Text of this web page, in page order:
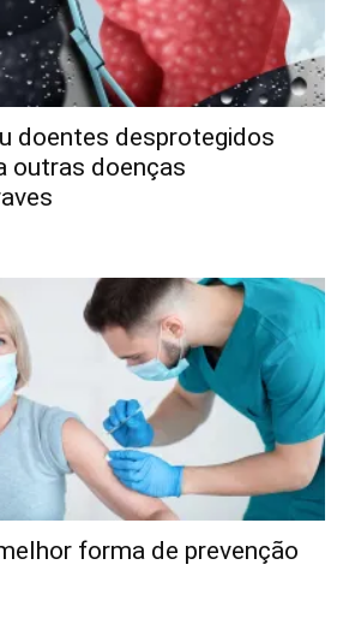
doentes desprotegidos
outras doenças
forma de prevenção